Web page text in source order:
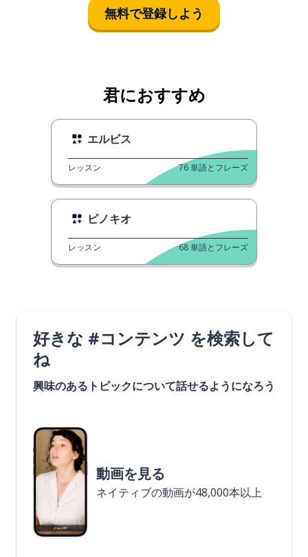
無料で登録しよう
君におすすめ
エルビス
レッスン 76単語とフレーズ
ピノキオ
レッスン 68単語とフレーズ
好きな #コンテンツ を検索して
ね
興味のあるトピックについて話せるようになろう
動画を見る
ネイティブの動画が48,000本以上